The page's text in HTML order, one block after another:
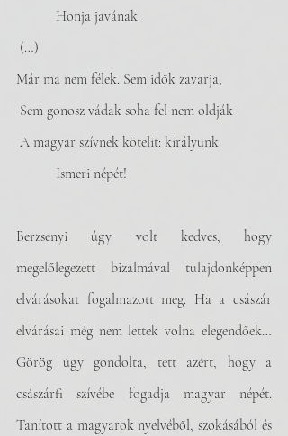
           Honja javának.
(…)
Már ma nem félek. Sem idők zavarja,
Sem gonosz vádak soha fel nem oldják
A magyar szívnek kötelit: királyunk
           Ismeri népét!
Berzsenyi úgy volt kedves, hogy
megelőlegezett bizalmával tulajdonképpen
elvárásokat fogalmazott meg. Ha a császár
elvárásai még nem lettek volna elegendőek…
Görög úgy gondolta, tett azért, hogy a
császárfi szívébe fogadja magyar népét.
Tanított a magyarok nyelvéből, szokásából és